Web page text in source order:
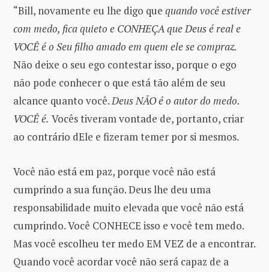
“Bill, novamente eu lhe digo que quando você estiver
com medo, fica quieto e CONHEÇA que Deus é real e
VOCÊ é o Seu filho amado em quem ele se compraz.
Não deixe o seu ego contestar isso, porque o ego
não pode conhecer o que está tão além de seu
alcance quanto você.Deus NÃO é o autor do medo.
VOCÊ é. Vocês tiveram vontade de, portanto, criar
ao contrário dEle e fizeram temer por si mesmos.
Você não está em paz, porque você não está
cumprindo a sua função. Deus lhe deu uma
responsabilidade muito elevada que você não está
cumprindo. Você CONHECE isso e você tem medo.
Mas você escolheu ter medo EM VEZ de a encontrar.
Quando você acordar você não será capaz de a